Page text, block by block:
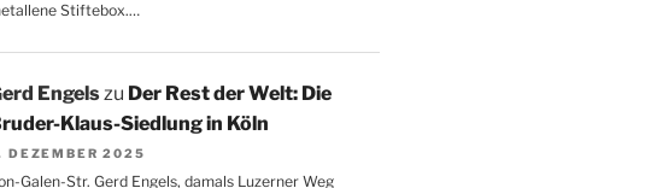
Stiftebox.…
Engelszu Der Rest der Welt: Die
Klaus-Siedlung in Köln
DEZEMBER 2025
Galen-Str. Gerd Engels, damals Luzerner Weg